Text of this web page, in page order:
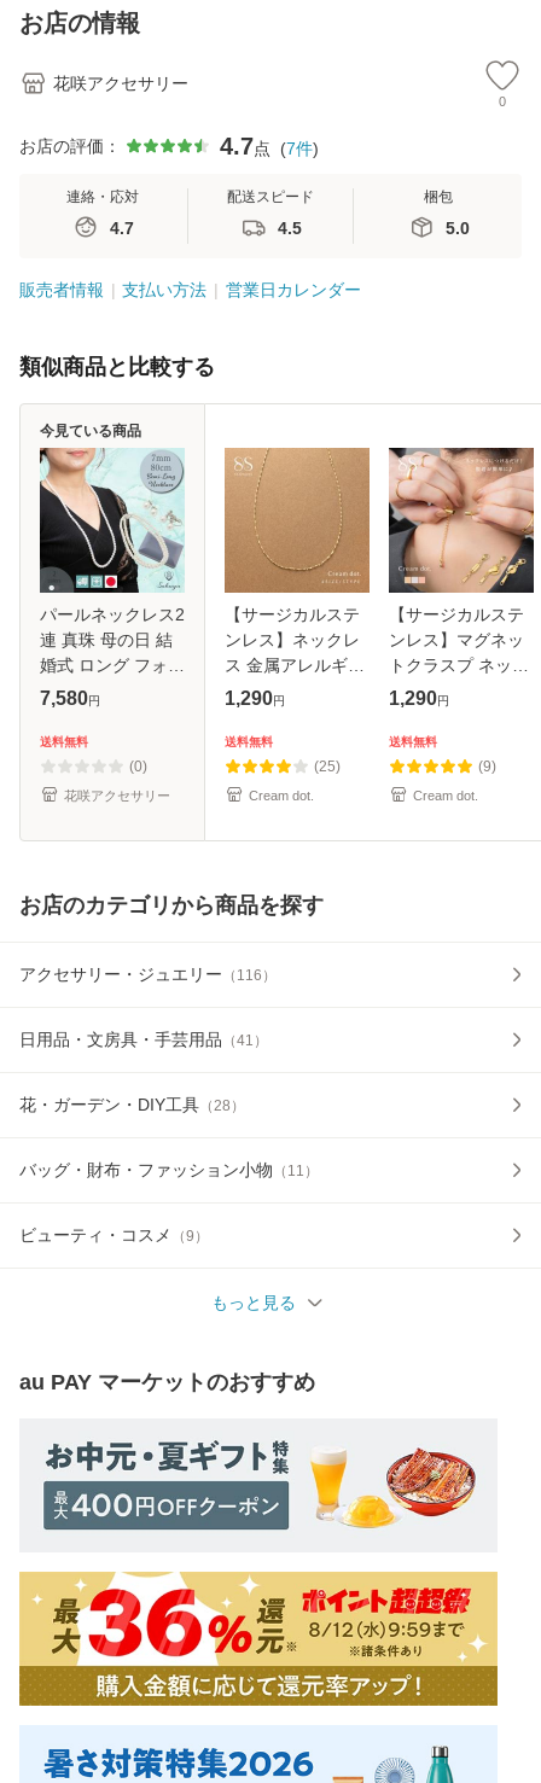
卒園 御礼 プチギフ
ト
お店の情報
花咲アクセサリー
0
お店の評価： 4.7点 (7件)
連絡・応対
4.7
配送スピード
4.5
梱包
5.0
販売者情報 支払い方法 営業日カレンダー
類似商品と比較する
パールネックレス2
連 真珠 母の日 結
婚式 ロング フォー
マル プレゼント パ
ミロング
7mm80cm イヤリ
ングピアスセット
7,580円
送料無料
(0)
花咲アクセサリー
今見ている商品
【サージカルステ
ンレス】ネックレ
ス 金属アレルギー
対応 つけっぱなし
ース 1mm幅 極細
ショート スキンジ
ュエリー 5
1,290円
送料無料
(25)
Cream dot.
【サージカルステ
ンレス】マグネッ
トクラスプ ネック
レス マグネット 留
ー対応 つけっぱな
し ステンレス 1秒
着脱 ワン
1,290円
送料無料
(9)
Cream dot.
お店のカテゴリから商品を探す
アクセサリー・ジュエリー （ 116 ）
日用品・文房具・手芸用品 （41 ）
花・ガーデン・DIY工具 （ 28 ）
バッグ・財布・ファッション小物 （ 11 ）
ビューティ・コスメ （9 ）
もっと見る
au PAY マーケットのおすすめ